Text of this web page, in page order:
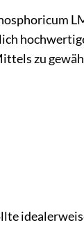
zu